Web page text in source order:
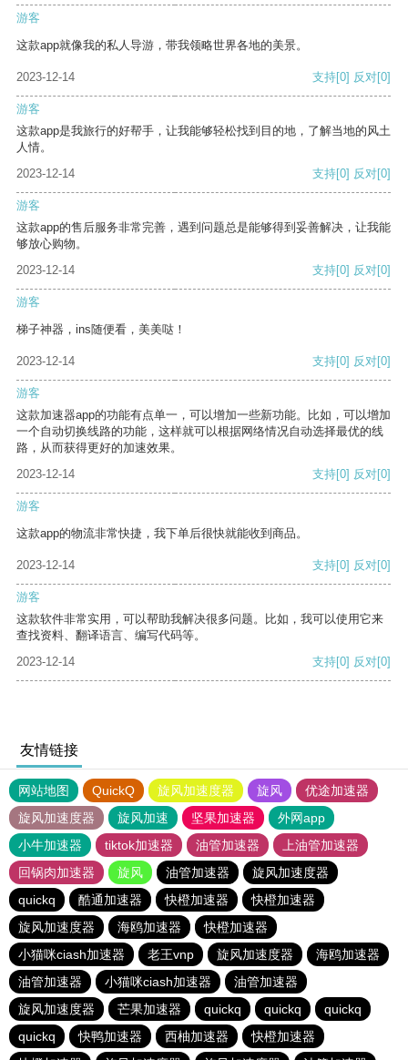
游客
这款app就像我的私人导游，带我领略世界各地的美景。
2023-12-14 支持[0] 反对[0]
游客
这款app是我旅行的好帮手，让我能够轻松找到目的地，了解当地的风土
人情。
2023-12-14
支持[0] 反对[0]
游客
这款app的售后服务非常完善，遇到问题总是能够得到妥善解决，让我能
够放心购物。
2023-12-14
支持[0] 反对[0]
游客
梯子神器，ins随便看，美美哒！
2023-12-14 支持[0] 反对[0]
游客
这款加速器app的功能有点单一，可以增加一些新功能。比如，可以增加
一个自动切换线路的功能，这样就可以根据网络情况自动选择最优的线
路，从而获得更好的加速效果。
2023-12-14
支持[0] 反对[0]
游客
这款app的物流非常快捷，我下单后很快就能收到商品。
2023-12-14 支持[0] 反对[0]
游客
这款软件非常实用，可以帮助我解决很多问题。比如，我可以使用它来
查找资料、翻译语言、编写代码等。
2023-12-14
支持[0] 反对[0]
友情链接
网站地图 QuickQ 旋风加速度器 旋风
优途加速器
旋风加速度器
旋风加速 坚果加速器
外网app
小牛加速器
tiktok加速器 油管加速器
上油管加速器
回锅肉加速器
旋风 油管加速器
旋风加速度器
quickq
酷通加速器 快橙加速器
快橙加速器
旋风加速度器
海鸥加速器
快橙加速器
小猫咪ciash加速器
老王vnp 旋风加速度器
海鸥加速器
油管加速器
小猫咪ciash加速器
油管加速器
旋风加速度器
芒果加速器 quickq quickq
quickq
quickq
快鸭加速器 西柚加速器
快橙加速器